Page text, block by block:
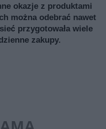
okazje z produktami
można odebrać nawet
przygotowała wiele
zakupy.